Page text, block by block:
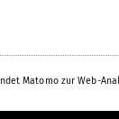
Matomo zur Web-